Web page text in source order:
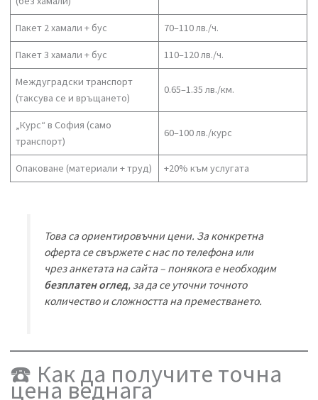
Почасов труд на хамал 20–35 лв./ч.
Транспорт с бус/камиончe
(без хамали)
25–50 лв./ч.
Пакет 2 хамали + бус 70–110 лв./ч.
Пакет 3 хамали + бус 110–120 лв./ч.
Междуградски транспорт
(таксува се и връщането)
0.65–1.35 лв./км.
Опаковане (материали + труд) +20% към услугата
безплатен оглед, за да се уточни точното
количество и сложността на преместването.